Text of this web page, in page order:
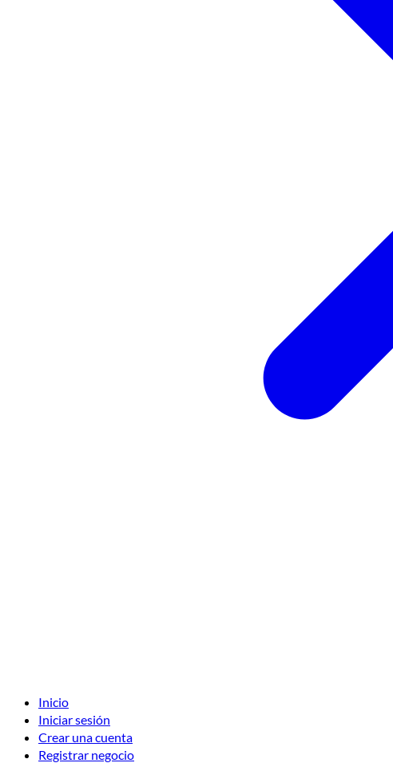
Inicio
Iniciar sesión
Crear una cuenta
Registrar negocio